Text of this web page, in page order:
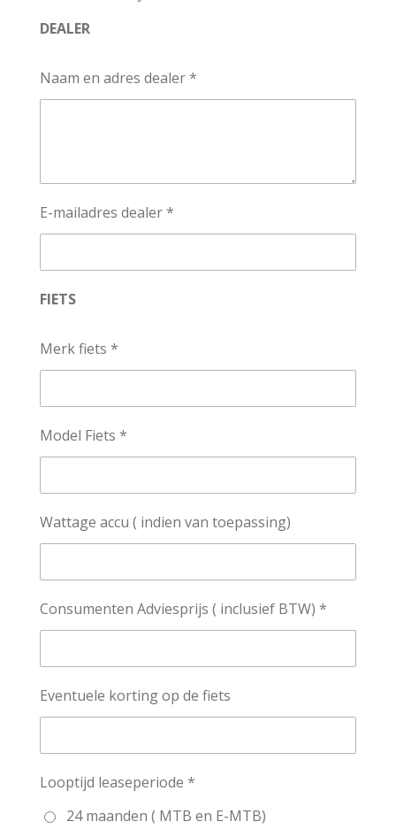
DEALER
Naam en adres dealer *
E-mailadres dealer *
FIETS
Merk fiets *
Model Fiets *
Wattage accu ( indien van toepassing)
Consumenten Adviesprijs ( inclusief BTW) *
Eventuele korting op de fiets
Looptijd leaseperiode *
24 maanden ( MTB en E-MTB)